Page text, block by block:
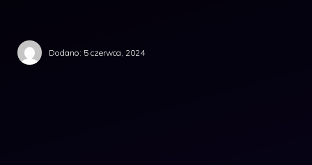
Dodano: 5 czerwca, 2024